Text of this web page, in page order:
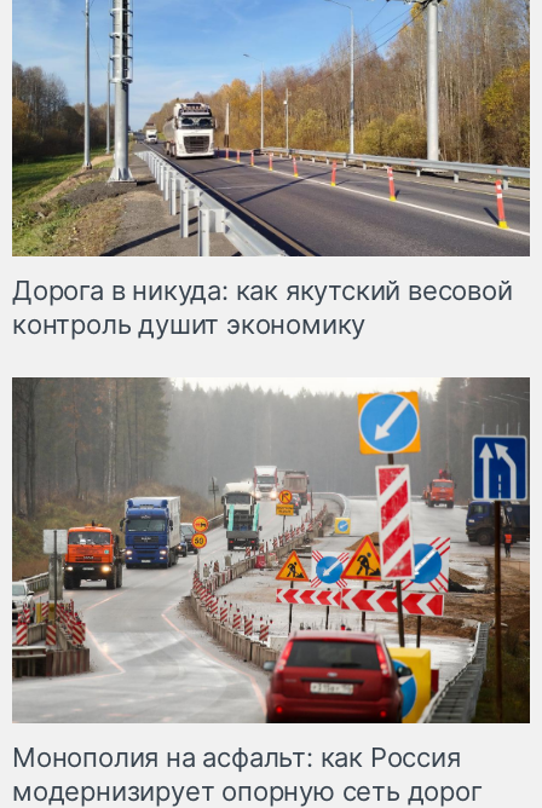
Дорога в никуда: как якутский весовой
контроль душит экономику
Монополия на асфальт: как Россия
модернизирует опорную сеть дорог